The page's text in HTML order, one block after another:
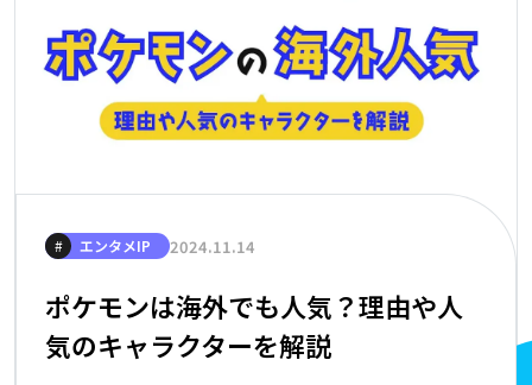
# エンタメIP 2024.11.14
ポケモンは海外でも人気？理由や人
気のキャラクターを解説